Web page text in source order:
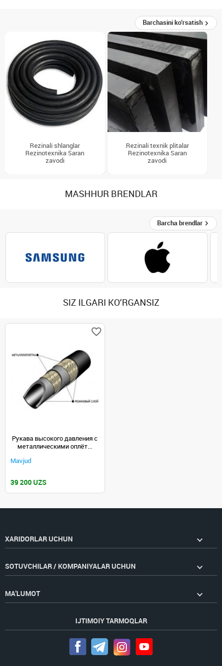
Barchasini ko'rsatish
Rezinali shlanglar
Rezinotexnika Saran
zavodi
Rezinali texnik plitalar
Rezinotexnika Saran
zavodi
MASHHUR BRENDLAR
Barcha brendlar
SIZ ILGARI KO‘RGANSIZ
Рукава высокого давления с
металлическими оплёт...
Mavjud
39 200 UZS
XARIDORLAR UCHUN
SOTUVCHILAR / KOMPANIYALAR UCHUN
MA'LUMOT
IJTIMOIY TARMOQLAR